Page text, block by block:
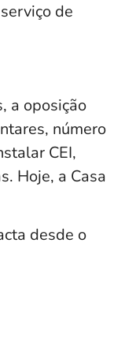
de
a oposição
número
CEI,
Hoje, a Casa
desde o